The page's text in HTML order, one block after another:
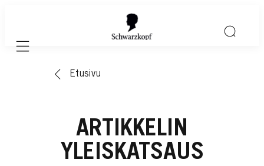
Mobile navigation
Etusivu
ARTIKKELIN
YLEISKATSAUS